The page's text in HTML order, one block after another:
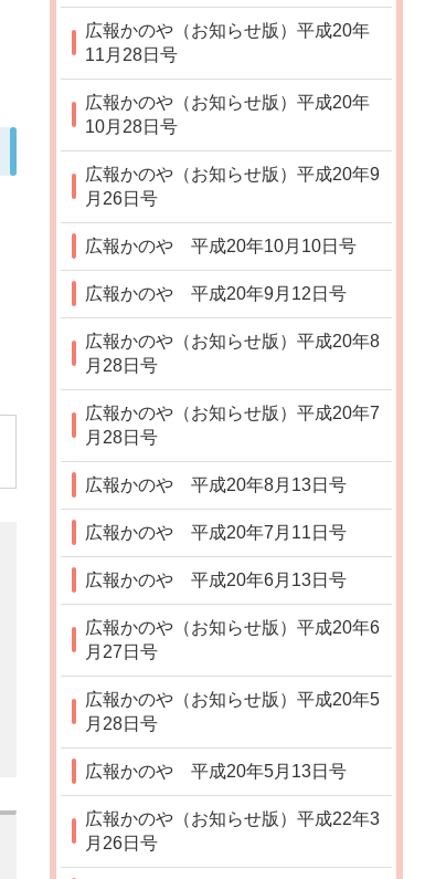
広報かのや（お知らせ版）平成20年
11月28日号
広報かのや（お知らせ版）平成20年
10月28日号
広報かのや（お知らせ版）平成20年9
月26日号
広報かのや 平成20年10月10日号
広報かのや 平成20年9月12日号
広報かのや（お知らせ版）平成20年8
月28日号
広報かのや（お知らせ版）平成20年7
月28日号
広報かのや 平成20年8月13日号
広報かのや 平成20年7月11日号
広報かのや 平成20年6月13日号
広報かのや（お知らせ版）平成20年6
月27日号
広報かのや（お知らせ版）平成20年5
月28日号
広報かのや 平成20年5月13日号
広報かのや（お知らせ版）平成22年3
月26日号